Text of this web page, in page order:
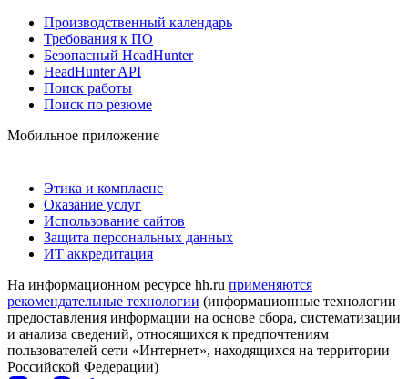
Производственный календарь
Требования к ПО
Безопасный HeadHunter
HeadHunter API
Поиск работы
Поиск по резюме
Мобильное приложение
Этика и комплаенс
Оказание услуг
Использование сайтов
Защита персональных данных
ИТ аккредитация
На информационном ресурсе hh.ru применяются
рекомендательные технологии (информационные технологии
предоставления информации на основе сбора, систематизации
и анализа сведений, относящихся к предпочтениям
пользователей сети «Интернет», находящихся на территории
Российской Федерации)